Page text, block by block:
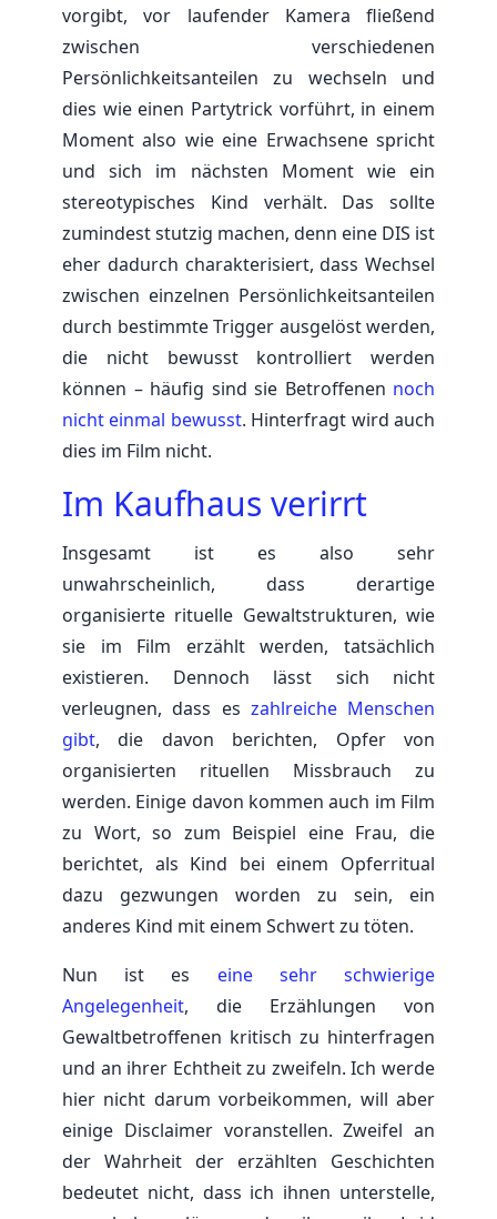
vorgibt, vor laufender Kamera fließend
zwischen verschiedenen
Persönlichkeitsanteilen zu wechseln und
dies wie einen Partytrick vorführt, in einem
Moment also wie eine Erwachsene spricht
und sich im nächsten Moment wie ein
stereotypisches Kind verhält. Das sollte
zumindest stutzig machen, denn eine DIS ist
eher dadurch charakterisiert, dass Wechsel
zwischen einzelnen Persönlichkeitsanteilen
durch bestimmte Trigger ausgelöst werden,
die nicht bewusst kontrolliert werden
können – häufig sind sie Betroffenen noch
nicht einmal bewusst. Hinterfragt wird auch
dies im Film nicht.
Im Kaufhaus verirrt
Insgesamt ist es also sehr
unwahrscheinlich, dass derartige
organisierte rituelle Gewaltstrukturen, wie
sie im Film erzählt werden, tatsächlich
existieren. Dennoch lässt sich nicht
verleugnen, dass es zahlreiche Menschen
gibt, die davon berichten, Opfer von
organisierten rituellen Missbrauch zu
werden. Einige davon kommen auch im Film
zu Wort, so zum Beispiel eine Frau, die
berichtet, als Kind bei einem Opferritual
dazu gezwungen worden zu sein, ein
anderes Kind mit einem Schwert zu töten.
Nun ist es eine sehr schwierige
Angelegenheit, die Erzählungen von
Gewaltbetroffenen kritisch zu hinterfragen
und an ihrer Echtheit zu zweifeln. Ich werde
hier nicht darum vorbeikommen, will aber
einige Disclaimer voranstellen. Zweifel an
der Wahrheit der erzählten Geschichten
bedeutet nicht, dass ich ihnen unterstelle,